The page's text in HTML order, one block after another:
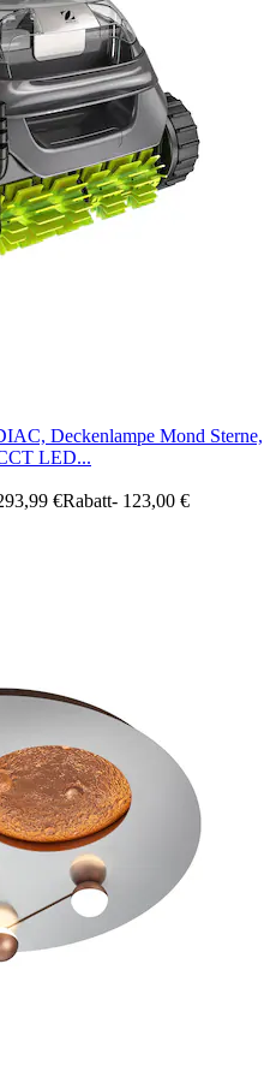
Deckenlampe Mond Sterne,
LED...
€Rabatt- 123,00 €